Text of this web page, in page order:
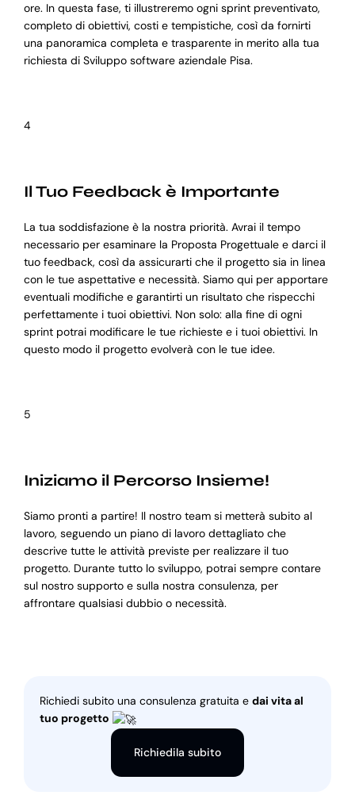
ore. In questa fase, ti illustreremo ogni sprint preventivato,
completo di obiettivi, costi e tempistiche, così da fornirti
una panoramica completa e trasparente in merito alla tua
richiesta di Sviluppo software aziendale Pisa.
4
Il Tuo Feedback è Importante
La tua soddisfazione è la nostra priorità. Avrai il tempo
necessario per esaminare la Proposta Progettuale e darci il
tuo feedback, così da assicurarti che il progetto sia in linea
con le tue aspettative e necessità. Siamo qui per apportare
eventuali modifiche e garantirti un risultato che rispecchi
perfettamente i tuoi obiettivi. Non solo: alla fine di ogni
sprint potrai modificare le tue richieste e i tuoi obiettivi. In
questo modo il progetto evolverà con le tue idee.
5
Iniziamo il Percorso Insieme!
Siamo pronti a partire! Il nostro team si metterà subito al
lavoro, seguendo un piano di lavoro dettagliato che
descrive tutte le attività previste per realizzare il tuo
progetto. Durante tutto lo sviluppo, potrai sempre contare
sul nostro supporto e sulla nostra consulenza, per
affrontare qualsiasi dubbio o necessità.
Richiedi subito una consulenza gratuita e dai vita al
tuo progetto
Richiedila subito